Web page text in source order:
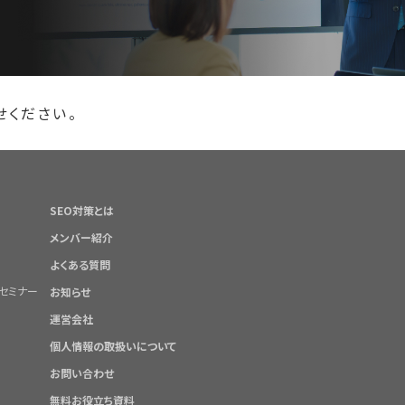
ださい。
ミナー
SEO対策とは
メンバー紹介
よくある質問
お知らせ
運営会社
個人情報の取扱いについて
お問い合わせ
無料お役立ち資料